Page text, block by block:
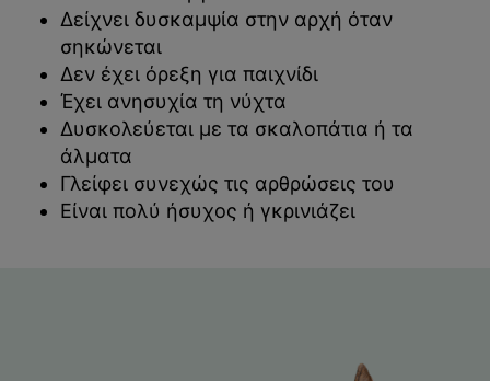
Δείχνει δυσκαμψία στην αρχή όταν
σηκώνεται
Δεν έχει όρεξη για παιχνίδι
Έχει ανησυχία τη νύχτα
Δυσκολεύεται με τα σκαλοπάτια ή τα
άλματα
Γλείφει συνεχώς τις αρθρώσεις του
Είναι πολύ ήσυχος ή γκρινιάζει